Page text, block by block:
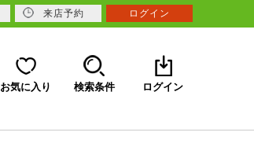
お気に入り 検索条件 ログイン
来店予約 ログイン